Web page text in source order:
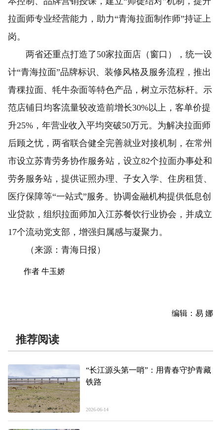
拉面师专业经营能力，助力“青海拉面制作师”持证上
岗。
两省还重点打造了50家拉面店（窗口），统一设
计“青海拉面”品牌标识、装修风格及服务流程，推出
青稞拉面、牦牛杂面等特色产品，树立示范标杆。示
范店铺日均客流量较改造前增长30%以上，客单价提
升25%，年营业收入平均突破50万元。为解决拉面师
后顾之忧，两省联合健全完善就业对接机制，在常州
市设立苏青劳务协作服务站，设立82个拉面办事处和
劳务服务站，提供证照办理、子女入学、住房租赁、
医疗保障等“一站式”服务。协调金融机构提供低息创
业贷款，组织拉面师加入江苏餐饮行业协会，并成立
17个流动党支部，增强归属感与凝聚力。
（来源：青海日报）
作者 牛玉娇
编辑：易 娜
推荐阅读
“长江源头第一哨”：用青春守护青藏
铁路
2026-06-14